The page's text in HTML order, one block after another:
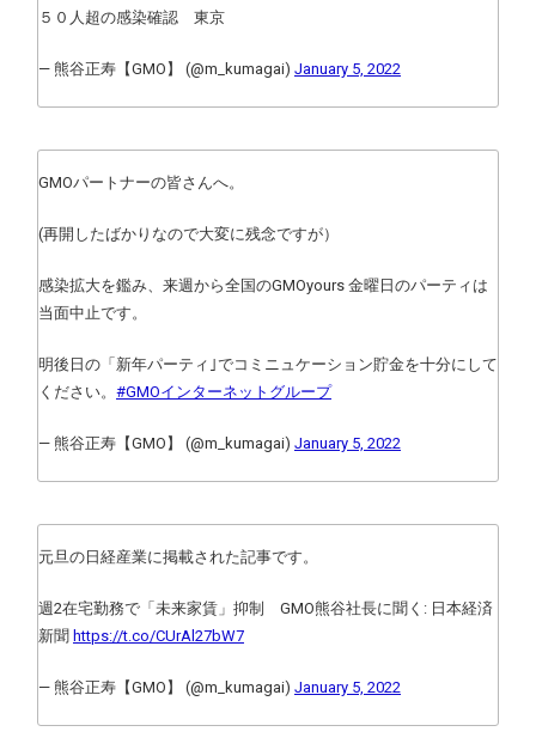
５０人超の感染確認 東京
— 熊谷正寿【GMO】 (@m_kumagai) January 5, 2022
GMOパートナーの皆さんへ。
(再開したばかりなので大変に残念ですが）
感染拡大を鑑み、来週から全国のGMOyours 金曜日のパーティは
当面中止です。
明後日の「新年パーティ｣でコミニュケーション貯金を十分にして
ください。 #GMOインターネットグループ
— 熊谷正寿【GMO】 (@m_kumagai) January 5, 2022
元旦の日経産業に掲載された記事です。
週2在宅勤務で「未来家賃」抑制 GMO熊谷社長に聞く: 日本経済
新聞 https://t.co/CUrAl27bW7
— 熊谷正寿【GMO】 (@m_kumagai) January 5, 2022